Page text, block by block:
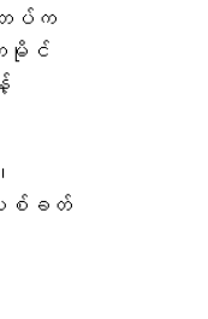
တပ်က
မိုင်
ပစ်ခတ်